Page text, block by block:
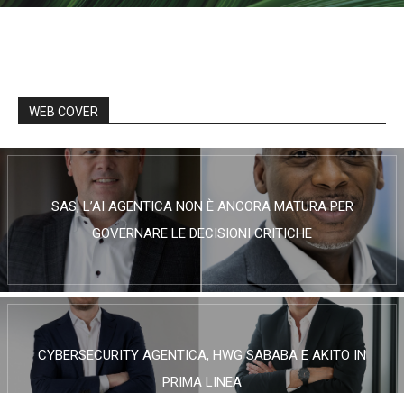
WEB COVER
SAS, L’AI AGENTICA NON È ANCORA MATURA PER
GOVERNARE LE DECISIONI CRITICHE
CYBERSECURITY AGENTICA, HWG SABABA E AKITO IN
PRIMA LINEA